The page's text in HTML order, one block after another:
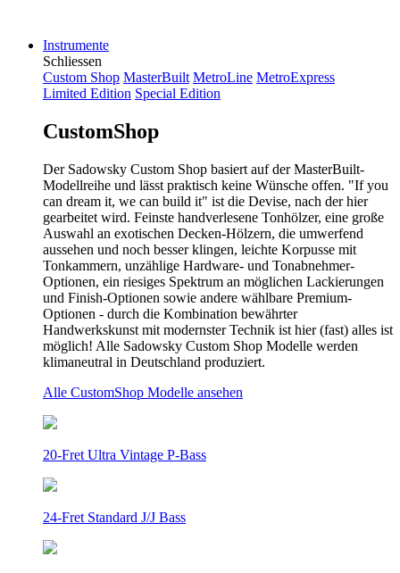
Instrumente
Schliessen
Custom Shop MasterBuilt MetroLine MetroExpress
Limited Edition Special Edition
CustomShop
Der Sadowsky Custom Shop basiert auf der MasterBuilt-
Modellreihe und lässt praktisch keine Wünsche offen. "If you
can dream it, we can build it" ist die Devise, nach der hier
gearbeitet wird. Feinste handverlesene Tonhölzer, eine große
Auswahl an exotischen Decken-Hölzern, die umwerfend
aussehen und noch besser klingen, leichte Korpusse mit
Tonkammern, unzählige Hardware- und Tonabnehmer-
Optionen, ein riesiges Spektrum an möglichen Lackierungen
und Finish-Optionen sowie andere wählbare Premium-
Optionen - durch die Kombination bewährter
Handwerkskunst mit modernster Technik ist hier (fast) alles ist
möglich! Alle Sadowsky Custom Shop Modelle werden
klimaneutral in Deutschland produziert.
Alle CustomShop Modelle ansehen
20-Fret Ultra Vintage P-Bass
24-Fret Standard J/J Bass